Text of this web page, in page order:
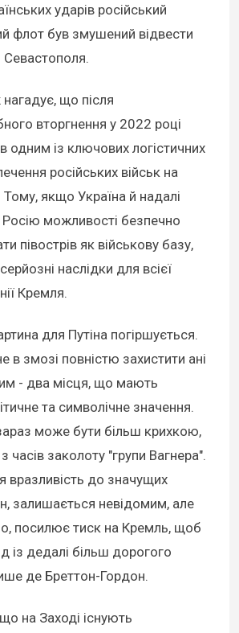
ударів російський
флот був змушений відвести
Севастополя.
що після
вторгнення у 2022 році
одним із ключових логістичних
російських військ на
Тому, якщо Україна й надалі
можливості безпечно
півострів як військову базу,
наслідки для всієї
Кремля.
для Путіна погіршується.
в змозі повністю захистити ані
- два місця, що мають
та символічне значення.
може бути більш крихкою,
часів заколоту "групи Вагнера".
вразливість до значущих
залишається невідомим, але
посилює тиск на Кремль, щоб
із дедалі більш дорогого
де Бреттон-Гордон.
на Заході існують